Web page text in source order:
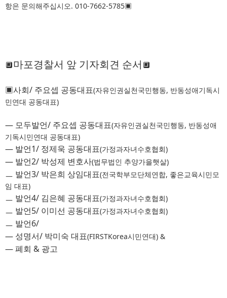
항은 문의해주십시오. 010-7662-5785▣
🔲마포경찰서 앞 기자회견 순서 🔲
▣사회/ 주요셉 공동대표(자유인권실천국민행동, 반동성애기독시
민연대 공동대표)
― 모두발언/ 주요셉 공동대표(자유인권실천국민행동, 반동성애
기독시민연대 공동대표)
― 발언1/ 정제욱 공동대표(가정과자녀수호협회)
― 발언2/ 박성제 변호사(법무법인 추양가을햇살)
ㅡ 발언3/ 박은희 상임대표(전국학부모단체연합, 좋은교육시민모
임 대표)
ㅡ 발언4/ 김은혜 공동대표(가정과자녀수호협회)
ㅡ 발언5/ 이미선 공동대표(가정과자녀수호협회)
ㅡ 발언6/
― 성명서/ 박미숙 대표(FIRSTKorea시민연대) &
― 폐회 & 광고